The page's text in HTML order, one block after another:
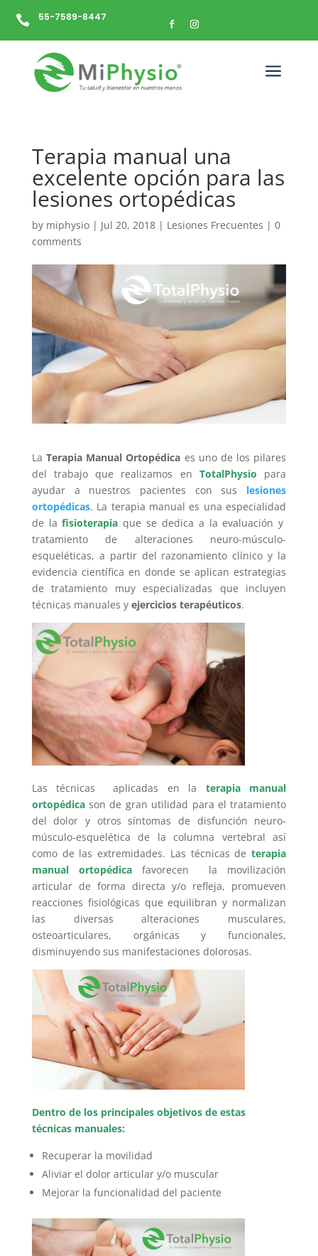
 55-7589-8447
a
Terapia manual una
excelente opción para las
lesiones ortopédicas
by miphysio| Jul 20, 2018| Lesiones Frecuentes | 0
comments
La Terapia Manual Ortopédica es uno de los pilares
del trabajo que realizamos en TotalPhysio para
ayudar a nuestros pacientes con sus lesiones
ortopédicas. La terapia manual es una especialidad
de lafisioterapia que se dedica a la evaluación y
tratamiento de alteraciones neuro-músculo-
esqueléticas, a partir del razonamiento clínico y la
evidencia científica en donde se aplican estrategias
de tratamiento muy especializadas que incluyen
técnicas manuales y ejercicios terapéuticos.
Las técnicas aplicadas en la terapia manual
ortopédicason de gran utilidad para el tratamiento
del dolor y otros síntomas de disfunción neuro-
músculo-esquelética de la columna vertebral así
como de las extremidades. Las técnicas deterapia
manual ortopédica
favorecen la movilización
articular de forma directa y/o refleja, promueven
reacciones fisiológicas que equilibran y normalizan
las diversas alteraciones musculares,
osteoarticulares, orgánicas y funcionales,
disminuyendo sus manifestaciones dolorosas.
Dentro de los principales objetivos de estas
técnicas manuales:
Recuperar la movilidad
Aliviar el dolor articular y/o muscular
Mejorar la funcionalidad del paciente